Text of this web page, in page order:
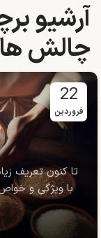
آرشیو
چالش
22
فروردین
تا کنون تعریف
با ویژگی و